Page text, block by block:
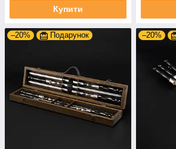
Купити
–20% Подарунок –20%